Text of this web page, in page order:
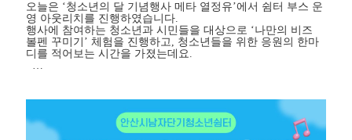
오늘은 ‘청소년의 달 기념행사 메타 열정유’에서 쉼터 부스 운
영 아웃리치를 진행하였습니다.
행사에 참여하는 청소년과 시민들을 대상으로 ‘나만의 비즈
볼펜 꾸미기’ 체험을 진행하고, 청소년들을 위한 응원의 한마
디를 적어보는 시간을 가졌는데요.
…